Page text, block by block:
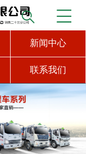
新闻中心
联系我们